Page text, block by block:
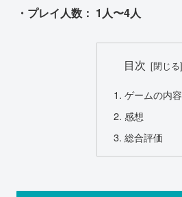
・プレイ人数： 1人〜4人
目次
ゲームの内容
感想
総合評価